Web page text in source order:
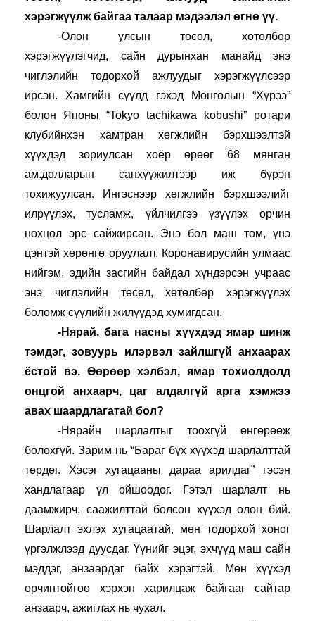
хэрэгжүүлж байгаа талаар мэдээлэл өгнө үү.
-Олон улсын төсөл, хөтөлбөр
хэрэгжүүлэгчид, сайн дурынхан манайд энэ
чиглэлийн тодорхой ажлуудыг хэрэгжүүлсээр
ирсэн. Хамгийн сүүлд гэхэд Монголын “Хүрээ”
болон Японы “Tokyo tachikawa kobushi” ротари
клубийнхэн хамтран хөгжлийн бэрхшээлтэй
хүүхдэд зориулсан хоёр өрөөг 68 мянган
ам.долларын санхүүжилтээр иж бүрэн
тохижуулсан. Ингэснээр хөгжлийн бэрхшээлийг
илрүүлэх, тусламж, үйлчилгээ үзүүлэх орчин
нөхцөл эрс сайжирсан. Энэ бол маш том, үнэ
цэнтэй хөрөнгө оруулалт. Коронавирусийн улмаас
нийгэм, эдийн засгийн байдал хүндэрсэн учраас
энэ чиглэлийн төсөл, хөтөлбөр хэрэгжүүлэх
боломж сүүлийн жилүүдэд хумигдсан.
-Нярай, бага насны хүүхдэд ямар шинж
тэмдэг, зовуурь илэрвэл зайлшгүй анхаарах
ёстой вэ. Өөрөөр хэлбэл, ямар тохиолдолд
онцгой анхаарч, цаг алдалгүй арга хэмжээ
авах шаардлагатай бол?
-Нярайн шарлалтыг тоохгүй өнгөрөөж
болохгүй. Зарим нь “Бараг бүх хүүхэд шарлалттай
төрдөг. Хэсэг хугацааны дараа арилдаг” гэсэн
хандлагаар үл ойшоодог. Гэтэл шарлалт нь
даамжирч, саажилттай болсон хүүхэд олон бий.
Шарлалт эхлэх хугацаатай, мөн тодорхой хоног
үргэлжлээд дуусдаг. Үүнийг эцэг, эхчүүд маш сайн
мэддэг, анзаардаг байх хэрэгтэй. Мөн хүүхэд
орчинтойгоо хэрхэн харилцаж байгааг сайтар
анзаарч, ажиглах нь чухал.